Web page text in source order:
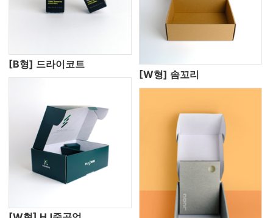
[B형] 드라이코트
[W형] 솜꼬리